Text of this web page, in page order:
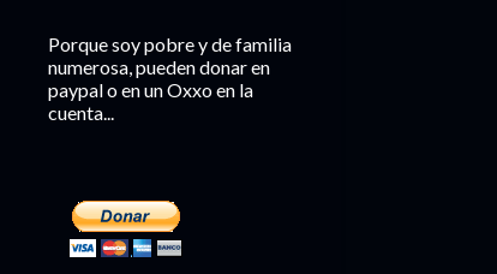
Porque soy pobre y de familia
numerosa, pueden donar en
paypal o en un Oxxo en la
cuenta...